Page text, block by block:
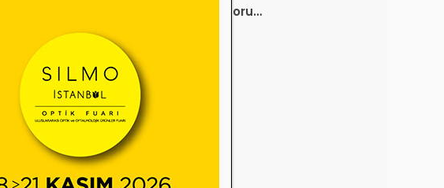
Çalıştayı Bilimsel Sonuç Raporu
Yayımlandı